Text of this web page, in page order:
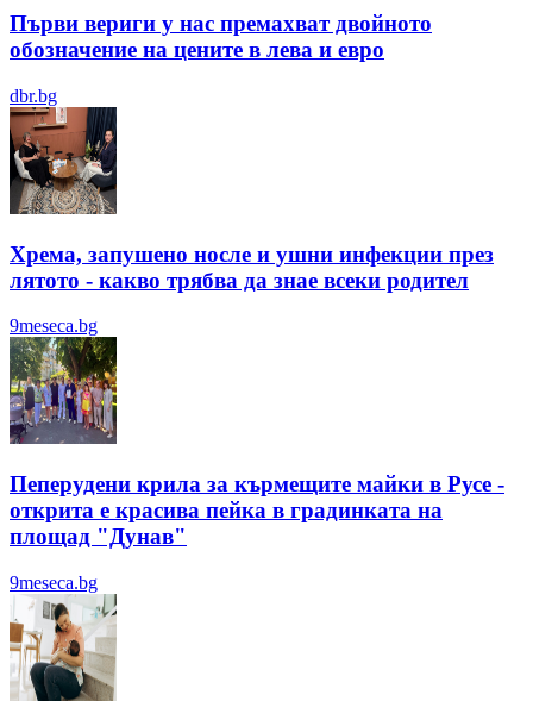
Първи вериги у нас премахват двойното
обозначение на цените в лева и евро
dbr.bg
Хрема, запушено носле и ушни инфекции през
лятотo - какво трябва да знае всеки родител
9meseca.bg
Пеперудени крила за кърмещите майки в Русе -
открита е красива пейка в градинката на
площад "Дунав"
9meseca.bg